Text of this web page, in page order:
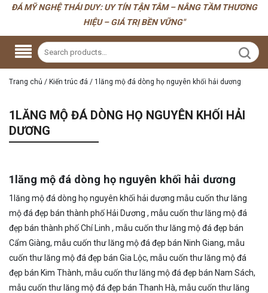
ĐÁ MỸ NGHỆ THÁI DUY: UY TÍN TẬN TÂM – NÂNG TẦM THƯƠNG
HIỆU – GIÁ TRỊ BỀN VỮNG"
Trang chủ / Kiến trúc đá / 1lăng mộ đá dòng họ nguyên khối hải dương
1LĂNG MỘ ĐÁ DÒNG HỌ NGUYÊN KHỐI HẢI
DƯƠNG
1lăng mộ đá dòng họ nguyên khối hải dương
1lăng mộ đá dòng họ nguyên khối hải dương mẫu cuốn thư lăng
mộ đá đẹp bán thành phố Hải Dương , mẫu cuốn thư lăng mộ đá
đẹp bán thành phố Chí Linh , mẫu cuốn thư lăng mộ đá đẹp bán
Cẩm Giàng, mẫu cuốn thư lăng mộ đá đẹp bán Ninh Giang, mẫu
cuốn thư lăng mộ đá đẹp bán Gia Lộc, mẫu cuốn thư lăng mộ đá
đẹp bán Kim Thành, mẫu cuốn thư lăng mộ đá đẹp bán Nam Sách,
mẫu cuốn thư lăng mộ đá đẹp bán Thanh Hà, mẫu cuốn thư lăng